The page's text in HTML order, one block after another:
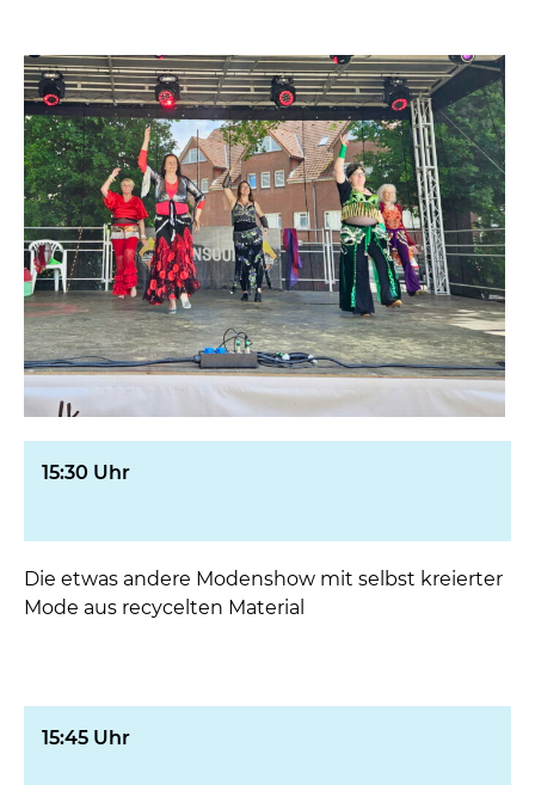
15:30 Uhr
Die etwas andere Modenshow mit selbst kreierter
Mode aus recycelten Material
15:45 Uhr